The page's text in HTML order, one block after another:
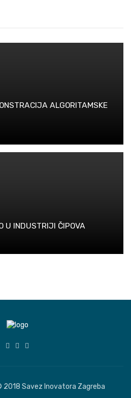
ALGORITAMSKE
U INDUSTRIJI ČIPOVA
2018 Savez Inovatora Zagreba